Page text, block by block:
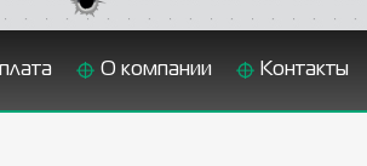
О компании Контакты